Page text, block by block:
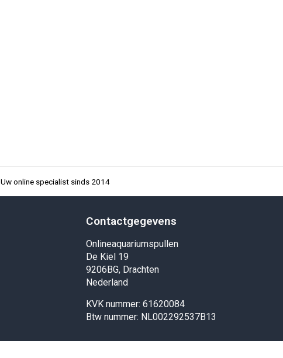
Uw online specialist sinds 2014
Contactgegevens
Onlineaquariumspullen
De Kiel 19
9206BG, Drachten
Nederland
KVK nummer: 61620084
Btw nummer: NL002292537B13